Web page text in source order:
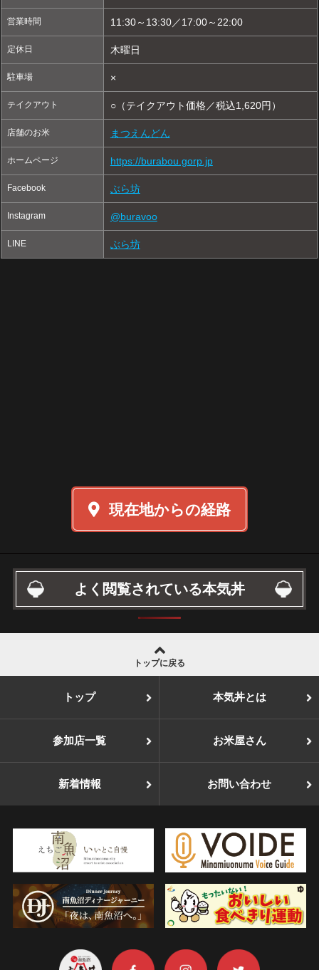
営業時間 11:30～13:30／17:00～22:00
定休日 木曜日
駐車場 ×
テイクアウト ○（テイクアウト価格／税込1,620円）
店舗のお米 まつえんどん
ホームページ https://burabou.gorp.jp
Facebook ぶら坊
Instagram @buravoo
LINE ぶら坊
現在地からの経路
よく閲覧されている本気丼
トップに戻る
トップ 本気丼とは
参加店一覧 お米屋さん
新着情報 お問い合わせ